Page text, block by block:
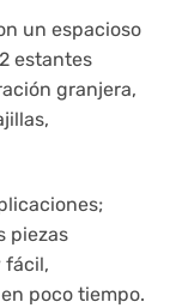
un espacioso
estantes
granjera,
piezas
fácil,
poco tiempo.